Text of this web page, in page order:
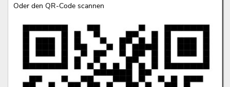
Oder den QR-Code scannen